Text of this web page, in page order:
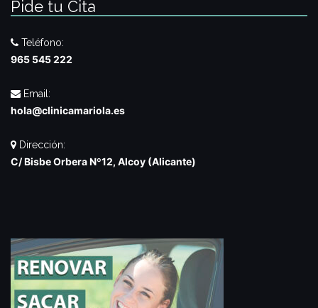
Pide tu Cita
Teléfono:
965 545 222
Email:
hola@clinicamariola.es
Dirección:
C/ Bisbe Orbera Nº12, Alcoy (Alicante)